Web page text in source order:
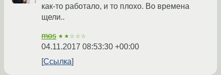
как-то работало, и то плохо. Во времена
щели..
mos ★★☆☆☆
04.11.2017 08:53:30 +00:00
Ссылка